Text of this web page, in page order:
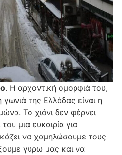
. Η αρχοντική ομορφιά του,
γωνιά της Ελλάδας είναι η
Το χιόνι δεν φέρνει
μια ευκαιρία για
να χαμηλώσουμε τους
γύρω μας και να